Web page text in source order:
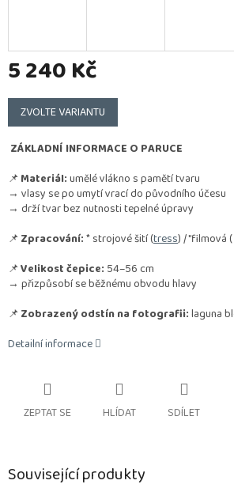
5 240 Kč
Měrná
cena:
ZVOLTE VARIANTU
ZÁKLADNÍ INFORMACE O PARUCE
📌Materiál:umělé vlákno s pamětí tvaru
→ vlasy se po umytí vrací do původního účesu
→ drží tvar bez nutnosti tepelné úpravy
📌Zpracování:* strojové šití (tress) / "filmová (
📌Velikost čepice: 54–56 cm
→ přizpůsobí se běžnému obvodu hlavy
📌Zobrazený odstín na fotografii:laguna
Detailní informace
ZEPTAT SE HLÍDAT SDÍLET
Související produkty